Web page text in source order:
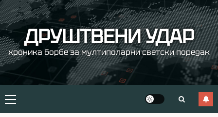
Skip
to
content ДРУШТВЕНИ УДАР
хроника борбе за мултиполарни светски поредак
Primary
Menu